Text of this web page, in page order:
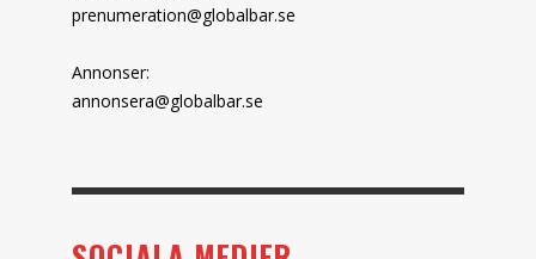
prenumeration@globalbar.se
Annonser:
annonsera@globalbar.se